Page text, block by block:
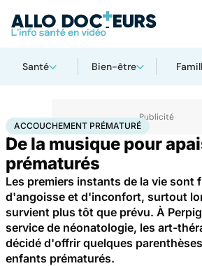
Santé Bien-être
AccueilFamilleGrossesseAccouchement
ACCOUCHEMENT PRÉMATURÉ
De la musique pour
prématurés
Les premiers instants de la vie sont
d'angoisse et d'inconfort, surtout
survient plus tôt que prévu. À
service de néonatologie, les art-
décidé d'offrir quelques
enfants prématurés.